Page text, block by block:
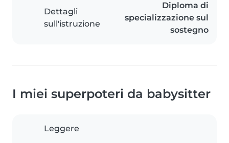
Dettagli
sull'istruzione
Diploma di
specializzazione sul
sostegno
I miei superpoteri da babysitter
Leggere